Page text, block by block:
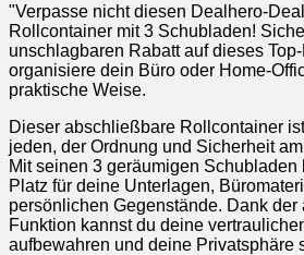
"Verpasse nicht diesen Dealhero-
Rollcontainer mit 3 Schubladen!
unschlagbaren Rabatt auf dieses
organisiere dein Büro oder Home-
praktische Weise.
Dieser abschließbare Rollcontainer
jeden, der Ordnung und Sicherheit
Mit seinen 3 geräumigen Schubladen
Platz für deine Unterlagen,
persönlichen Gegenstände. Dank
Funktion kannst du deine
aufbewahren und deine Privatsphäre